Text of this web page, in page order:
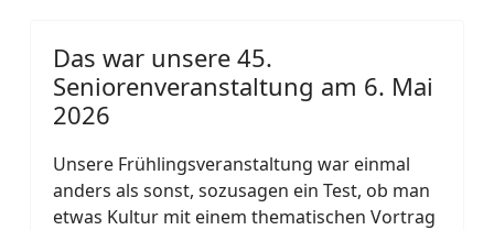
Das war unsere 45.
Seniorenveranstaltung am 6. Mai
2026
Unsere Frühlingsveranstaltung war einmal
anders als sonst, sozusagen ein Test, ob man
etwas Kultur mit einem thematischen Vortrag